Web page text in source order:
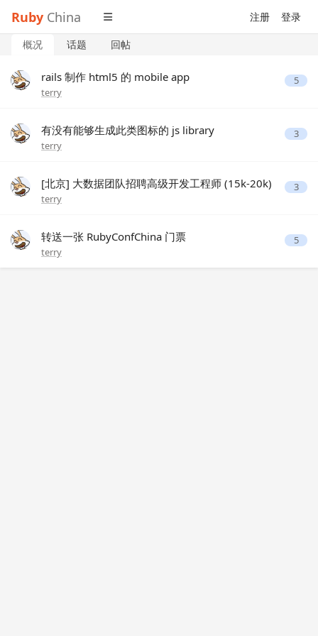
Ruby China 注册 登录
概况 话题 回帖
rails 制作 html5 的 mobile app
terry
5
有没有能够生成此类图标的 js library
terry
3
[北京] 大数据团队招聘高级开发工程师 (15k-20k)
terry
3
转送一张 RubyConfChina 门票
terry
5